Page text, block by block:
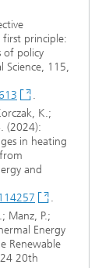
principle:
of policy
Science, 115,
.
K.;
(2024):
in heating
and
.
Manz, P.;
Energy
Renewable
20th